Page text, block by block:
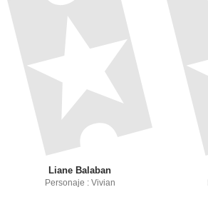
Liane Balaban
Personaje : Vivian